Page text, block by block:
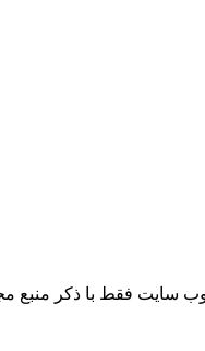
سایت فقط با ذکر منبع